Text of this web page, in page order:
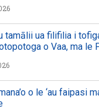
tamālii ua filifilia i
o Vaa, ma le
o le ‘au faipasi